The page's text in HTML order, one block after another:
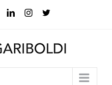
FacebookLinkedInInstagram
X